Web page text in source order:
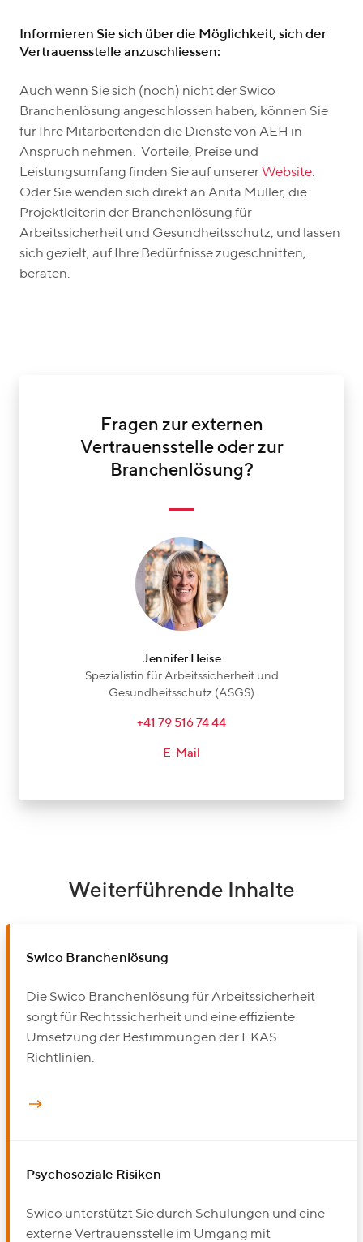
Informieren Sie sich über die Möglichkeit, sich der
Vertrauensstelle anzuschliessen:
Auch wenn Sie sich (noch) nicht der Swico
Branchenlösung angeschlossen haben, können Sie
für Ihre Mitarbeitenden die Dienste von AEH in
Anspruch nehmen. Vorteile, Preise und
Leistungsumfang finden Sie auf unsererWebsite.
Oder Sie wenden sich direkt an Anita Müller, die
Projektleiterin der Branchenlösung für
Arbeitssicherheit und Gesundheitsschutz, und lassen
sich gezielt, auf Ihre Bedürfnisse zugeschnitten,
beraten.
Fragen zur externen
Vertrauensstelle oder zur
Branchenlösung?
Jennifer Heise
Spezialistin für Arbeitssicherheit und
Gesundheitsschutz (ASGS)
+41 79 516 74 44
E-Mail
Weiterführende Inhalte
Swico Branchenlösung
Die Swico Branchenlösung für Arbeitssicherheit
sorgt für Rechtssicherheit und eine effiziente
Umsetzung der Bestimmungen der EKAS
Richtlinien.
Psychosoziale Risiken
Swico unterstützt Sie durch Schulungen und eine
externe Vertrauensstelle im Umgang mit